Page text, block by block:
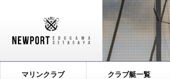
マリンクラブ クラブ艇一覧